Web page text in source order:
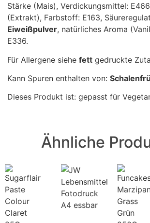
Stärke (Mais), Verdickungsmittel:
(Extrakt), Farbstoff: E163,
Eiweißpulver, natürliches Aroma
E336.
Für Allergene siehe fett gedruckte
Kann Spuren enthalten von:
Dieses Produkt ist: gepasst für
Ähnliche